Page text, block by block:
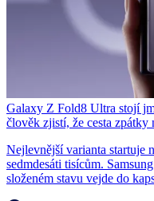
Galaxy Z Fold8 Ultra stojí
člověk zjistí, že cesta zpátky
Nejlevnější varianta startuje
sedmdesáti tisícům.
složeném stavu vejde do